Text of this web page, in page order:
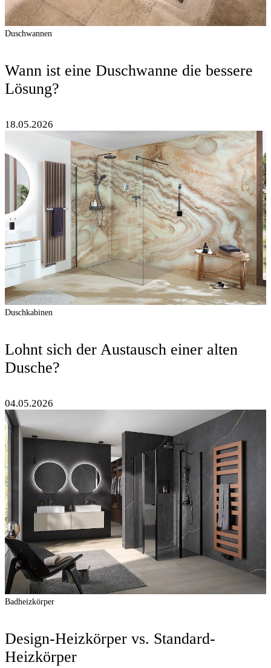
Duschwannen
Wann ist eine Duschwanne die bessere
Lösung?
18.05.2026
Duschkabinen
Lohnt sich der Austausch einer alten
Dusche?
04.05.2026
Badheizkörper
Design-Heizkörper vs. Standard-
Heizkörper